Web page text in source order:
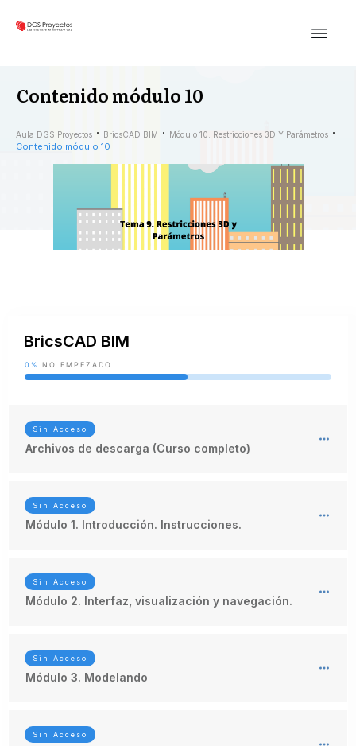
Contenido módulo 10
Aula DGS Proyectos BricsCAD BIM Módulo 10. Restricciones 3D Y Parámetros
Contenido módulo 10
BricsCAD BIM
0% NO EMPEZADO
Sin Acceso
Archivos de descarga (Curso completo)
Sin Acceso
Módulo 1. Introducción. Instrucciones.
Sin Acceso
Módulo 2. Interfaz, visualización y navegación.
Sin Acceso
Módulo 3. Modelando
Sin Acceso